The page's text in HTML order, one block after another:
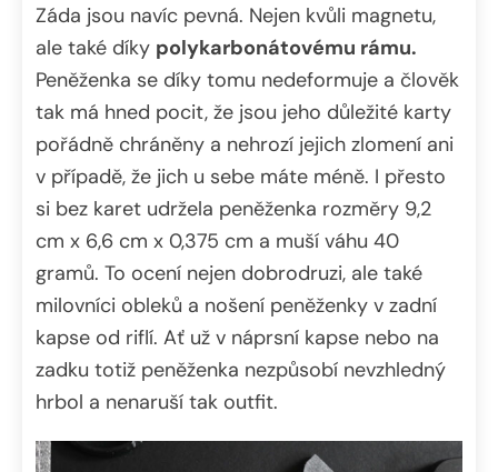
Záda jsou navíc pevná. Nejen kvůli magnetu,
ale také díky polykarbonátovému rámu.
Peněženka se díky tomu nedeformuje a člověk
tak má hned pocit, že jsou jeho důležité karty
pořádně chráněny a nehrozí jejich zlomení ani
v případě, že jich u sebe máte méně. I přesto
si bez karet udržela peněženka rozměry 9,2
cm x 6,6 cm x 0,375 cm a muší váhu 40
gramů. To ocení nejen dobrodruzi, ale také
milovníci obleků a nošení peněženky v zadní
kapse od riflí. Ať už v náprsní kapse nebo na
zadku totiž peněženka nezpůsobí nevzhledný
hrbol a nenaruší tak outfit.